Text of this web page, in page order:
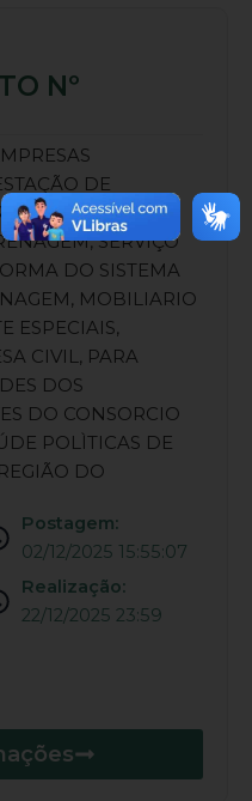
Nº
DE
PARA
SERVIÇO
DO SISTEMA
MOBILIARIO
ESPECIAIS,
CIVIL, PARA
DOS
DO CONSORCIO
POLÌTICAS DE
DO
Postagem:
02/12/2025 15:55:07
Realização:
22/12/2025 23:59